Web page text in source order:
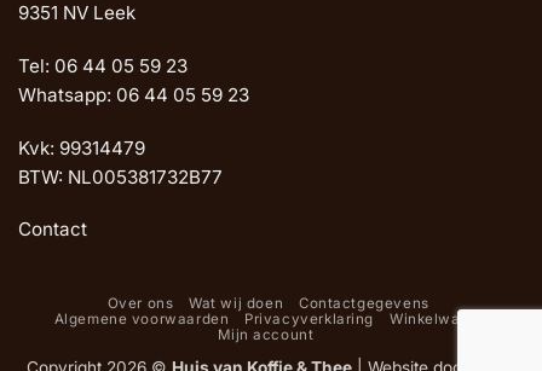
9351 NV Leek
Tel: 06 44 05 59 23
Whatsapp: 06 44 05 59 23
Kvk: 99314479
BTW: NL005381732B77
Contact
Over ons Wat wij doen
Contactgegevens
Algemene voorwaarden
Privacyverklaring
Winkelwagen
Mijn account